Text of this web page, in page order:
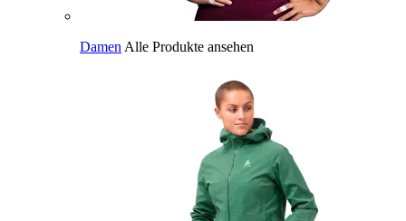
Damen Alle Produkte ansehen